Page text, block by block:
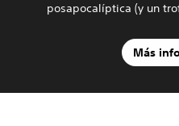
posapocalíptica (y un
Más